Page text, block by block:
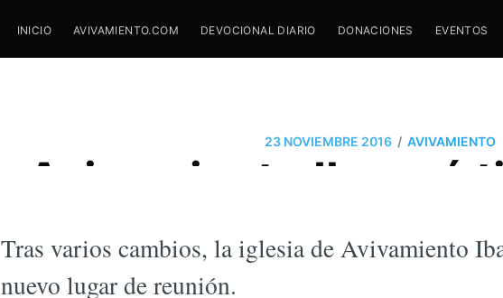
INICIO AVIVAMIENTO.COM DEVOCIONAL DIARIO DONACIONES EVENTOS
23 NOVIEMBRE 2016 / AVIVAMIENTO
Avivamiento Ibagué
auditorio
Tras varios cambios, la iglesia de Avivamiento
nuevo lugar de reunión.